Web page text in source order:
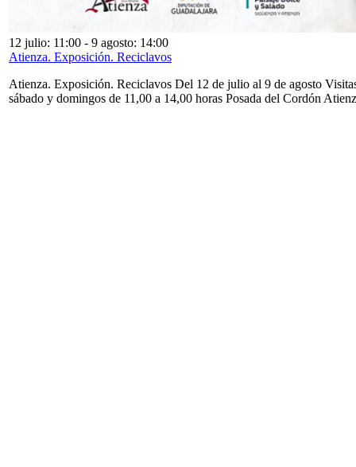
12 julio: 11:00 - 9 agosto: 14:00
Atienza. Exposición. Reciclavos
Atienza. Exposición. Reciclavos Del 12 de julio al 9 de agosto
sábado y domingos de 11,00 a 14,00 horas Posada del Cordón